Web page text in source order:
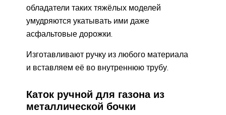
обладатели таких тяжёлых моделей
умудряются укатывать ими даже
асфальтовые дорожки.
Изготавливают ручку из любого материала
и вставляем её во внутреннюю трубу.
Каток ручной для газона из
металлической бочки